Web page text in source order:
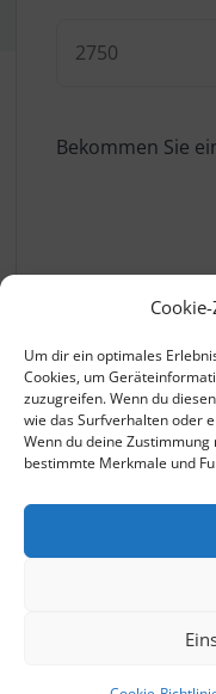
Um dir ein optimales
Cookies, um
zuzugreifen. Wenn du
wie das Surfverhalten oder
Wenn du deine
bestimmte Merkmale und
Bekommen Sie